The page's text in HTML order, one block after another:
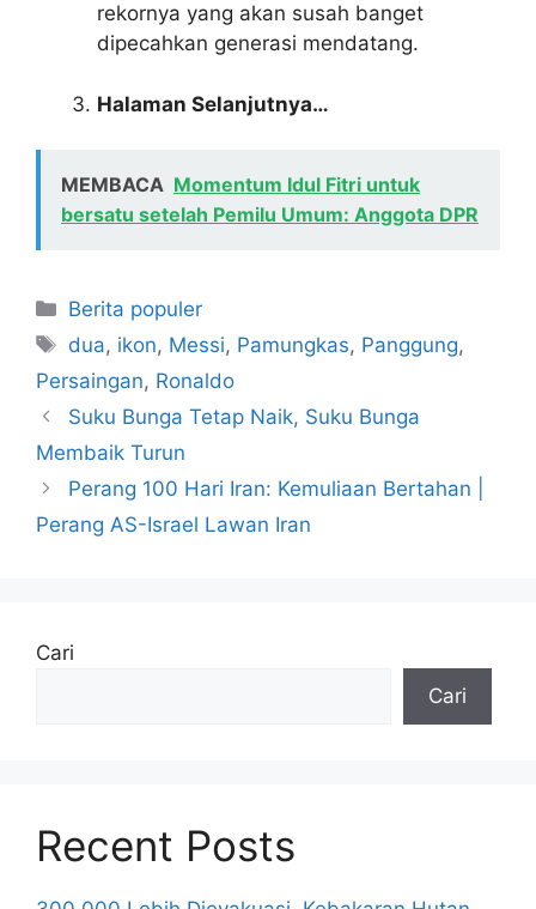
rekornya yang akan susah banget
dipecahkan generasi mendatang.
Halaman Selanjutnya…
MEMBACA Momentum Idul Fitri untuk
bersatu setelah Pemilu Umum: Anggota DPR
Kategori
Berita populer
Tag
dua, ikon, Messi, Pamungkas, Panggung,
Persaingan, Ronaldo
Suku Bunga Tetap Naik, Suku Bunga
Membaik Turun
Perang 100 Hari Iran: Kemuliaan Bertahan |
Perang AS-Israel Lawan Iran
Cari
Cari
Recent Posts